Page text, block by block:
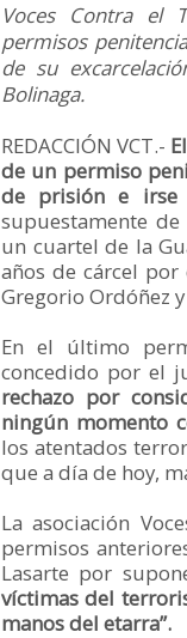
Voces Contra el
permisos
de su
Bolinaga.
REDACCIÓN VCT.-
de un permiso
de prisión e irse
supuestamente
un cuartel de la
años de cárcel por
Gregorio Ordóñez
En el último
concedido por el
rechazo por
ningún momento
los atentados
que a día de hoy,
La asociación
permisos
Lasarte por
víctimas del
manos del etarra”.